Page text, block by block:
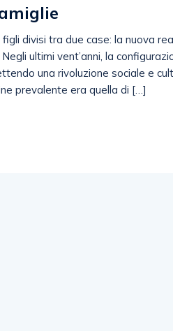
divisi tra due case: la nuova
ultimi vent’anni, la
una rivoluzione sociale e
prevalente era quella di […]